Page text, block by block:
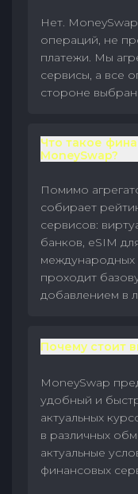
Нет.
операций, не
платежи. Мы
сервисы, а все
стороне
Что такое
MoneySwap?
Помимо
собирает
сервисов:
банков, eSIM
международных
проходит
добавлением в
Почему стоит
MoneySwap
удобный и
актуальных
в различных
актуальные
финансовых